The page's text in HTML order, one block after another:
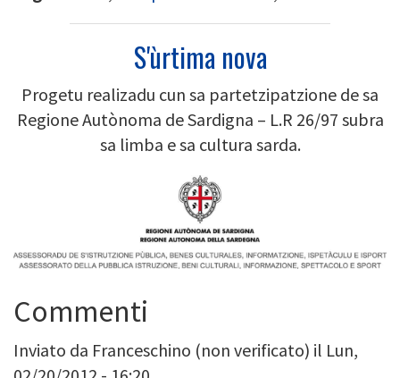
S'ùrtima nova
Progetu realizadu cun sa partetzipatzione de sa
Regione Autònoma de Sardigna – L.R 26/97 subra
sa limba e sa cultura sarda.
Commenti
Inviato da Franceschino (non verificato) il Lun,